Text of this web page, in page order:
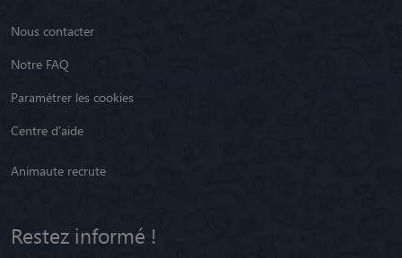
Nous contacter
Notre FAQ
Paramétrer les cookies
Centre d'aide
Animaute recrute
Restez informé !